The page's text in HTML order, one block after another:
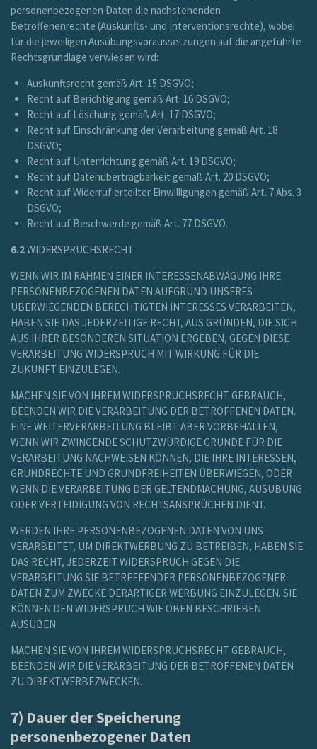
personenbezogenen Daten die nachstehenden
Betroffenenrechte (Auskunfts- und Interventionsrechte), wobei
für die jeweiligen Ausübungsvoraussetzungen auf die angeführte
Rechtsgrundlage verwiesen wird:
Auskunftsrecht gemäß Art. 15 DSGVO;
Recht auf Berichtigung gemäß Art. 16 DSGVO;
Recht auf Löschung gemäß Art. 17 DSGVO;
Recht auf Einschränkung der Verarbeitung gemäß Art. 18
DSGVO;
Recht auf Unterrichtung gemäß Art. 19 DSGVO;
Recht auf Datenübertragbarkeit gemäß Art. 20 DSGVO;
Recht auf Widerruf erteilter Einwilligungen gemäß Art. 7 Abs. 3
DSGVO;
Recht auf Beschwerde gemäß Art. 77 DSGVO.
6.2WIDERSPRUCHSRECHT
WENN WIR IM RAHMEN EINER INTERESSENABWÄGUNG IHRE
PERSONENBEZOGENEN DATEN AUFGRUND UNSERES
ÜBERWIEGENDEN BERECHTIGTEN INTERESSES VERARBEITEN,
HABEN SIE DAS JEDERZEITIGE RECHT, AUS GRÜNDEN, DIE SICH
AUS IHRER BESONDEREN SITUATION ERGEBEN, GEGEN DIESE
VERARBEITUNG WIDERSPRUCH MIT WIRKUNG FÜR DIE
ZUKUNFT EINZULEGEN.
MACHEN SIE VON IHREM WIDERSPRUCHSRECHT GEBRAUCH,
BEENDEN WIR DIE VERARBEITUNG DER BETROFFENEN DATEN.
EINE WEITERVERARBEITUNG BLEIBT ABER VORBEHALTEN,
WENN WIR ZWINGENDE SCHUTZWÜRDIGE GRÜNDE FÜR DIE
VERARBEITUNG NACHWEISEN KÖNNEN, DIE IHRE INTERESSEN,
GRUNDRECHTE UND GRUNDFREIHEITEN ÜBERWIEGEN, ODER
WENN DIE VERARBEITUNG DER GELTENDMACHUNG, AUSÜBUNG
ODER VERTEIDIGUNG VON RECHTSANSPRÜCHEN DIENT.
WERDEN IHRE PERSONENBEZOGENEN DATEN VON UNS
VERARBEITET, UM DIREKTWERBUNG ZU BETREIBEN, HABEN SIE
DAS RECHT, JEDERZEIT WIDERSPRUCH GEGEN DIE
VERARBEITUNG SIE BETREFFENDER PERSONENBEZOGENER
DATEN ZUM ZWECKE DERARTIGER WERBUNG EINZULEGEN. SIE
KÖNNEN DEN WIDERSPRUCH WIE OBEN BESCHRIEBEN
AUSÜBEN.
MACHEN SIE VON IHREM WIDERSPRUCHSRECHT GEBRAUCH,
BEENDEN WIR DIE VERARBEITUNG DER BETROFFENEN DATEN
ZU DIREKTWERBEZWECKEN.
7) Dauer der Speicherung
personenbezogener Daten